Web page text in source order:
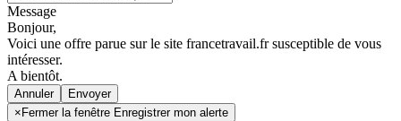
Message
Bonjour,
Voici une offre parue sur le site francetravail.fr susceptible de vous
intéresser.
A bientôt.
Annuler
× Fermer la fenêtre Enregistrer mon alerte